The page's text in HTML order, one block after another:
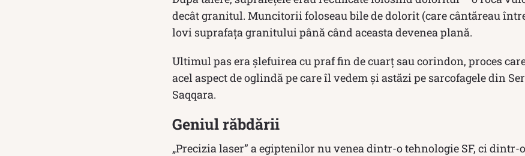
decât granitul. Muncitorii foloseau bile de dolorit (care cântăreau
lovi suprafața granitului până când aceasta devenea plană.
Ultimul pas era șlefuirea cu praf fin de cuarț sau corindon, proces
acel aspect de oglindă pe care îl vedem și astăzi pe sarcofagele din
Saqqara.
Geniul răbdării
„Precizia laser” a egiptenilor nu venea dintr-o tehnologie SF, ci